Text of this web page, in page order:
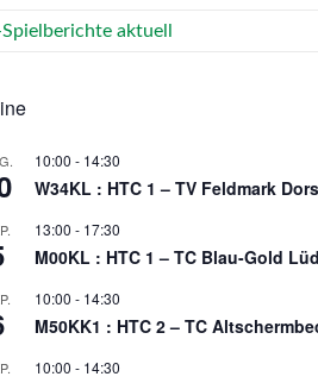
Spielberichte aktuell
10:00 - 14:30
W34KL : HTC 1 – TV Feldmark
13:00 - 17:30
M00KL : HTC 1 – TC Blau-Gold
10:00 - 14:30
M50KK1 : HTC 2 – TC
10:00 - 14:30